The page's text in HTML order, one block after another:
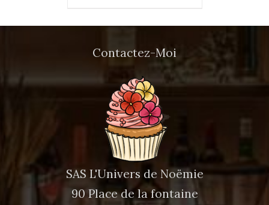
Contactez-Moi
SAS L'Univers de Noëmie
90 Place de la fontaine